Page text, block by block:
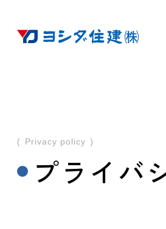
Privacy policy
プライバ